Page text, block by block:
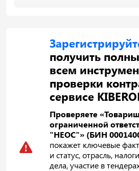
получить
всем
проверки
сервисе
Проверяете
ограниченной
"НЕОС"» (БИН
покажет ключевые
и статус, отрасль,
дела, участие в